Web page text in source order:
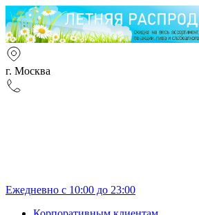
г. Москва
Ежедневно с 10:00 до 23:00